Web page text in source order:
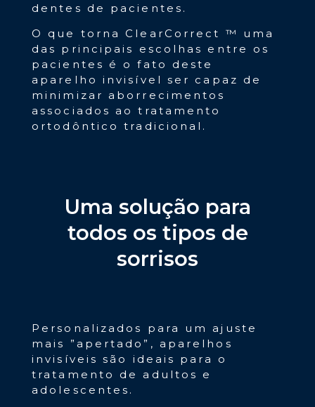
dentes de pacientes.
O que torna ClearCorrect ™ uma
das principais escolhas entre os
pacientes é o fato deste
aparelho invisível ser capaz de
minimizar aborrecimentos
associados ao tratamento
ortodôntico tradicional.
Uma solução para
todos os tipos de
sorrisos
Personalizados para um ajuste
mais ”apertado”, aparelhos
invisíveis são ideais para o
tratamento de adultos e
adolescentes.